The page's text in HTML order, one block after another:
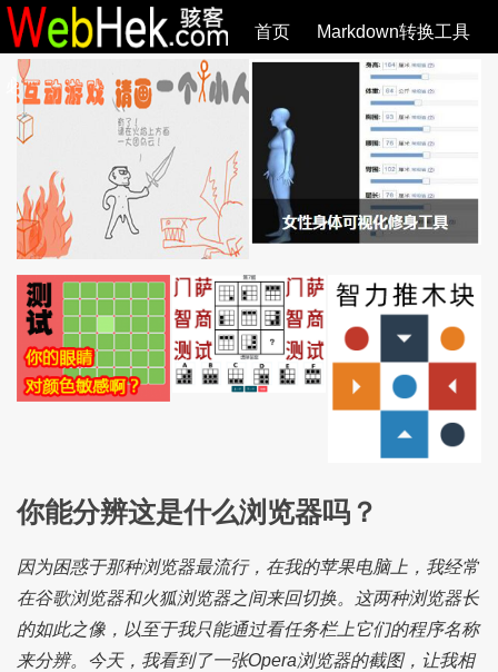
首页 Markdown转换工具
必观作品 SVG教程 SVG手册 全部文章
你能分辨这是什么浏览器吗？
因为困惑于那种浏览器最流行，在我的苹果电脑上，我经常
在谷歌浏览器和火狐浏览器之间来回切换。这两种浏览器长
的如此之像，以至于我只能通过看任务栏上它们的程序名称
来分辨。今天，我看到了一张Opera浏览器的截图，让我相